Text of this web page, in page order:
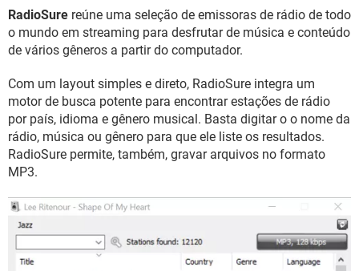
INSTAGRAM GMAIL
GUIA DE COMPRAS
RadioSure reúne uma seleção de emissoras de rádio de todo
o mundo em streaming para desfrutar de música e conteúdo
de vários gêneros a partir do computador.
Com um layout simples e direto, RadioSure integra um
motor de busca potente para encontrar estações de rádio
por país, idioma e gênero musical. Basta digitar o o nome da
rádio, música ou gênero para que ele liste os resultados.
RadioSure permite, também, gravar arquivos no formato
MP3.